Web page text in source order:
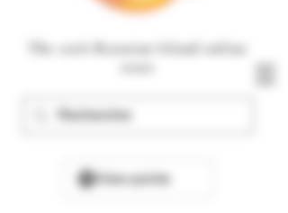
The 100% Reunion Island online
View points